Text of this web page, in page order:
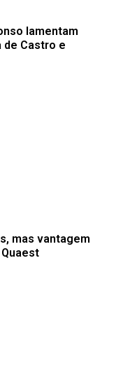
lamentam
de Castro e
mas vantagem